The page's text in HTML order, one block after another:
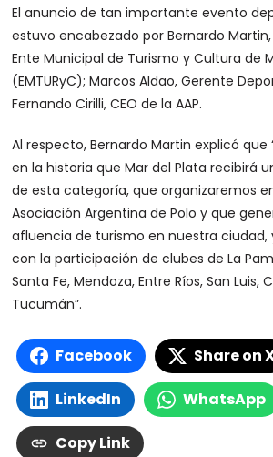
El anuncio de tan importante evento
estuvo encabezado por Bernardo
Ente Municipal de Turismo y Cultura de
(EMTURyC); Marcos Aldao, Gerente
Fernando Cirilli, CEO de la AAP.
Al respecto, Bernardo Martin explicó que
en la historia que Mar del Plata recibirá
de esta categoría, que organizaremos
Asociación Argentina de Polo y que
afluencia de turismo en nuestra ciudad,
con la participación de clubes de La
Santa Fe, Mendoza, Entre Ríos, San Luis,
Tucumán”.
Facebook Share on
LinkedIn WhatsApp
Copy Link